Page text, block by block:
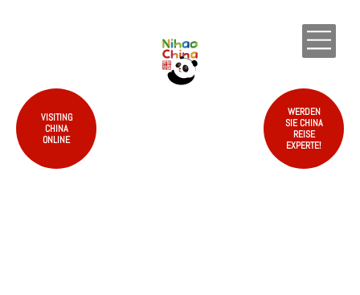
WERDEN
SIE CHINA
REISE
EXPERTE!
VISITING
CHINA
ONLINE